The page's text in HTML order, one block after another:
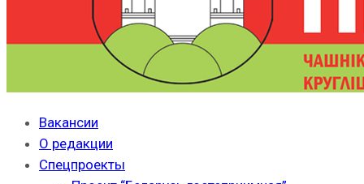
Вакансии
О редакции
Спецпроекты